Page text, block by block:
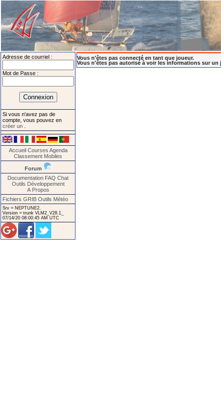
Adresse de courriel :
Mot de Passe :
Si vous n'avez pas de
compte, vous pouvez en
créer un
Accueil Courses Agenda
Classement Mobiles
Forum
Documentation FAQ Chat
Outils Développement
A Propos
Fichiers GRIB Outils Météo
Srv = NEPTUNE2.
Version = trunk VLM2_V28.1_
07/14/20 08:00:45 AM UTC
Vous n'êtes pas connecté en tant que joueur.
Vous n'êtes pas autorisé à voir les informations sur un